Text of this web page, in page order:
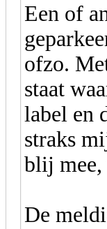
Een of
ofzo.
staat
label en
straks
blij mee,
De